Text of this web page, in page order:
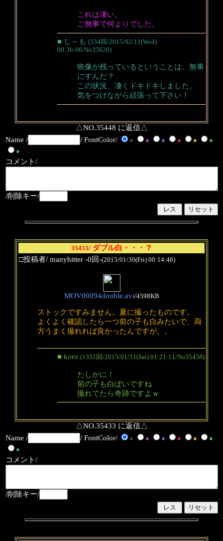
これは凄い。
ご無事で何よりでした。
■ し～も (334回/2015/02/11(Wed)
00:36:06/No35626)
映像が残っているということは、無事
にすんだ？
この状況、凄くドキドキしました。
気をつけながら頑張って下さい！
△NO.35448 に返信△
Name /
/ FontColor/ ● ● ● ● ●
●
●
コメント/
/削除キー/
35433/ ダブル白・・・？
□投稿者/ manyhitter -0回-(2015/01/30(Fri) 00:14:46)
MOV00094double.avi/4598KB
ストックですみません。夏に撮ったものです。
よくよく確認したら一つ前の子も白みたいで、両
方うまく撮れれば良かったんですが。。
■ koro (1351回/2015/01/31(Sat) 01:21:11/No35458)
たしかに！
前の子も白ぽいですね
撮れてたら奇跡ですよｗ
△NO.35433 に返信△
Name /
/ FontColor/ ● ● ● ● ●
●
●
コメント/
/削除キー/